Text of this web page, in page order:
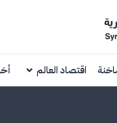
اقتصاد العالم